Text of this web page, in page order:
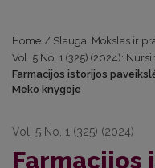
Home / Slauga. Mokslas ir
Vol. 5 No. 1 (325) (2024):
Farmacijos istorijos
Meko knygoje
Vol. 5 No. 1 (325) (2024)
Farmacijos